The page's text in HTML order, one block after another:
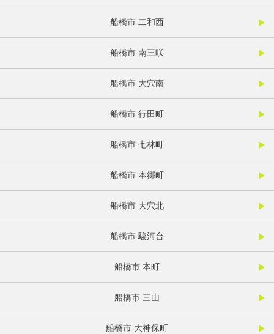
船橋市 二和西
船橋市 南三咲
船橋市 大穴南
船橋市 行田町
船橋市 七林町
船橋市 本郷町
船橋市 大穴北
船橋市 駿河台
船橋市 本町
船橋市 三山
船橋市 大神保町